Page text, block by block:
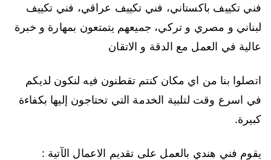
فني تكييف باكستاني، فني تكييف عراقي، فني تكييف
لبناني و مصري و تركي، جميعهم يتمتعون بمهارة و خبرة
عالية في العمل مع الدقة و الاتقان
اتصلوا بنا من اي مكان كنتم تقطنون فيه لنكون لديكم
في اسرع وقت لتلبية الخدمة التي تحتاجون إليها بكفاءة
كبيرة.
يقوم فني هندي بالعمل على تقديم الاعمال الآتية :